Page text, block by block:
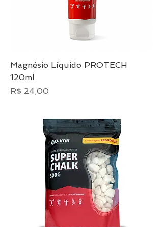
Magnésio Líquido PROTECH
120ml
Preço
R$ 24,00